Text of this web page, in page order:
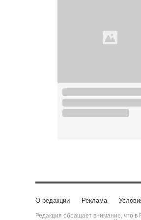
О редакции Реклама
Редакция обращает внимание, что в